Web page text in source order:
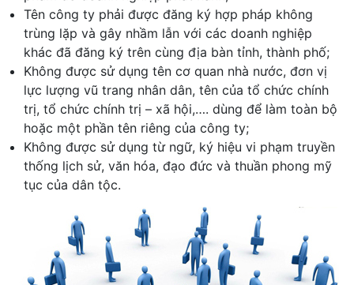
Tên công ty phải được đăng ký hợp pháp không
trùng lặp và gây nhầm lẫn với các doanh nghiệp
khác đã đăng ký trên cùng địa bàn tỉnh, thành phố;
Không được sử dụng tên cơ quan nhà nước, đơn vị
lực lượng vũ trang nhân dân, tên của tổ chức chính
trị, tổ chức chính trị – xã hội,…. dùng để làm toàn bộ
hoặc một phần tên riêng của công ty;
Không được sử dụng từ ngữ, ký hiệu vi phạm truyền
thống lịch sử, văn hóa, đạo đức và thuần phong mỹ
tục của dân tộc.